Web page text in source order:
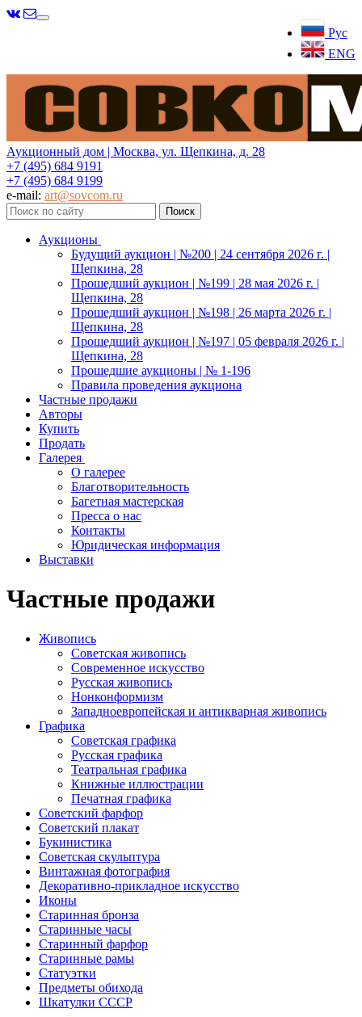
Рус
ENG
Меню
Аукционный дом | Москва, ул. Щепкина, д. 28
+7 (495) 684 9191
+7 (495) 684 9199
e-mail: art@sovcom.ru
Аукционы
Будущий аукцион | №200 | 24 сентября 2026 г. |
Щепкина, 28
Прошедший аукцион | №199 | 28 мая 2026 г. |
Щепкина, 28
Прошедший аукцион | №198 | 26 марта 2026 г. |
Щепкина, 28
Прошедший аукцион | №197 | 05 февраля 2026 г. |
Щепкина, 28
Прошедшие аукционы | № 1-196
Правила проведения аукциона
Частные продажи
Авторы
Купить
Продать
Галерея
О галерее
Благотворительность
Багетная мастерская
Пресса о нас
Контакты
Юридическая информация
Выставки
Частные продажи
Живопись
Советская живопись
Современное искусство
Русская живопись
Нонконформизм
Западноевропейская и антикварная живопись
Графика
Советская графика
Русская графика
Театральная графика
Книжные иллюстрации
Печатная графика
Советский фарфор
Советский плакат
Букинистика
Советская скульптура
Винтажная фотография
Декоративно-прикладное искусство
Иконы
Старинная бронза
Старинные часы
Старинный фарфор
Старинные рамы
Статуэтки
Предметы обихода
Шкатулки СССР